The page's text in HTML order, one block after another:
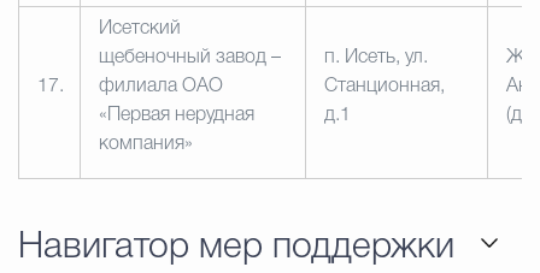
17.
Исетский
щебеночный завод –
филиала ОАО
«Первая нерудная
компания»
п. Исеть, ул.
Станционная,
д.1
Навигатор мер поддержки